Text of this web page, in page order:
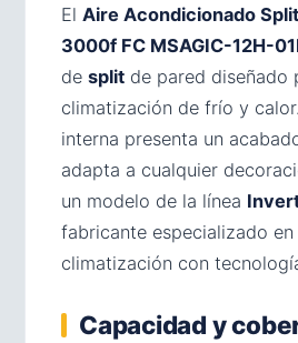
El Aire Acondicionado
3000f FC MSAGIC-12H-
de split de pared diseñado
climatización de frío y
interna presenta un
adapta a cualquier
un modelo de la línea
fabricante especializado
climatización con
Capacidad y